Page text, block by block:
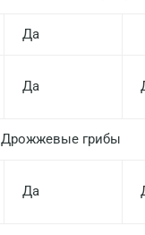
Да
Да
Дрожжевые грибы
Да